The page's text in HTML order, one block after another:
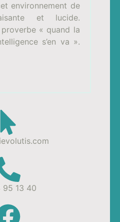
environnement de
et lucide.
« quand la
s’en va ».
95 13 40